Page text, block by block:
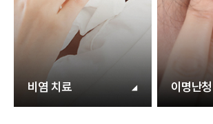
비염 치료 이명난청